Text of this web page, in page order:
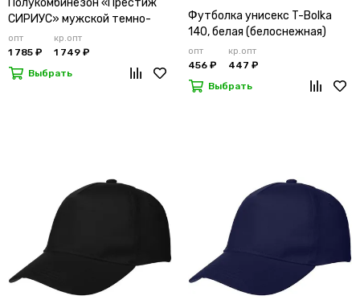
Полукомбинезон «Престиж
СИРИУС» мужской темно-
серый
опт
1 785 ₽
кр.опт
1 749 ₽
Выбрать
Футболка унисекс T-Bolka
140, белая (белоснежная)
опт
456 ₽
кр.опт
447 ₽
Выбрать